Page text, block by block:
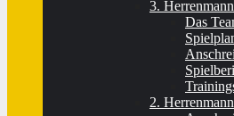
3.
Das
2.